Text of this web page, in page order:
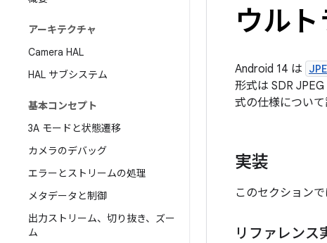
アーキテクチャ
Camera HAL
HAL サブシステム
基本コンセプト
3A モードと状態遷移
カメラのデバッグ
エラーとストリームの処理
メタデータと制御
出力ストリーム、切り抜き、ズー
ム
ウルト
Android 14 は
形式は SDR
式の仕様について
実装
このセクション
リファレンス